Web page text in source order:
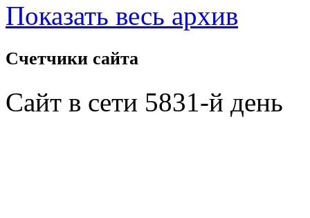
Показать весь архив
Счетчики сайта
Сайт в сети 5831-й день